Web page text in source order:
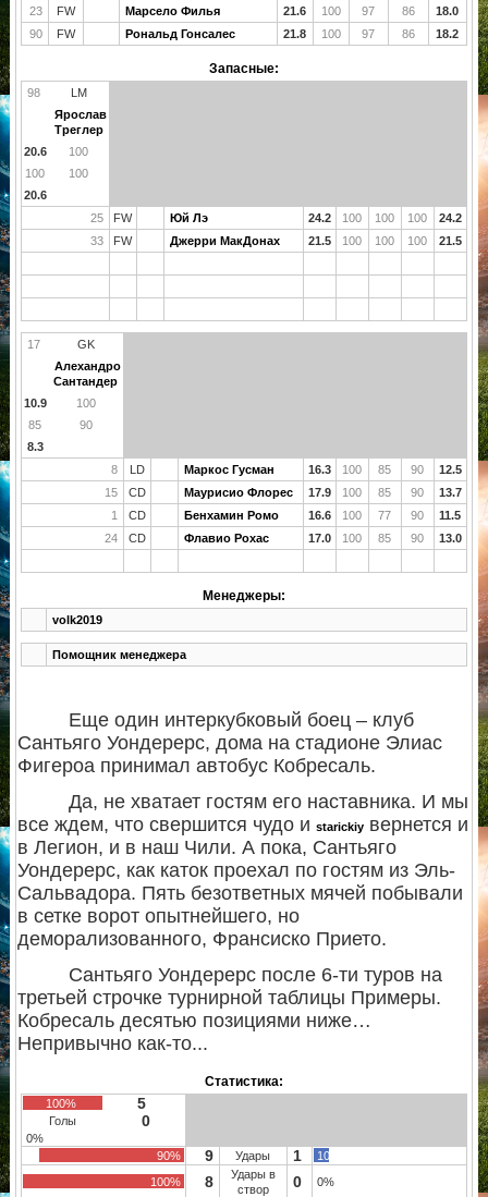
23
FW Марсело Филья 21.6 100 97 86
18.0
90
FW Рональд Гонсалес 21.8 100 97 86 18.2
Запасные:
98
LM
Ярослав
Треглер
20.6
100
100
100
20.6
25
FW Юй Лэ 24.2 100 100 100
24.2
33
FW Джерри МакДонах 21.5 100 100 100 21.5
17
GK
Алехандро
Сантандер
10.9
100
85
90
8.3
8
LD Маркос Гусман 16.3 100 85 90
12.5
15
CD Маурисио Флорес 17.9 100 85 90
13.7
1
CD Бенхамин Ромо 16.6 100 77 90
11.5
24
CD Флавио Рохас 17.0 100 85 90 13.0
Менеджеры:
volk2019
Помощник менеджера
Еще один интеркубковый боец – клуб
Сантьяго Уондерерс, дома на стадионе Элиас
Фигероа принимал автобус Кобресаль.
Да, не хватает гостям его наставника. И мы
все ждем, что свершится чудо и starickiyвернется и
в Легион, и в наш Чили. А пока, Сантьяго
Уондерерс, как каток проехал по гостям из Эль-
Сальвадора. Пять безответных мячей побывали
в сетке ворот опытнейшего, но
деморализованного, Франсиско Прието.
Сантьяго Уондерерс после 6-ти туров на
третьей строчке турнирной таблицы Примеры.
Кобресаль десятью позициями ниже…
Непривычно как-то...
Статистика:
100% 5
Голы 0
0%
90%
9 Удары 1
10%
100%
8
Удары в
створ
0
0%